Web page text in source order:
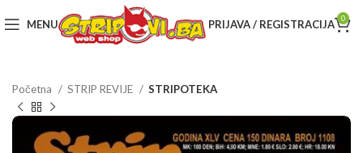
MENU PRIJAVA / REGISTRACIJA 0
Početna STRIP REVIJE STRIPOTEKA